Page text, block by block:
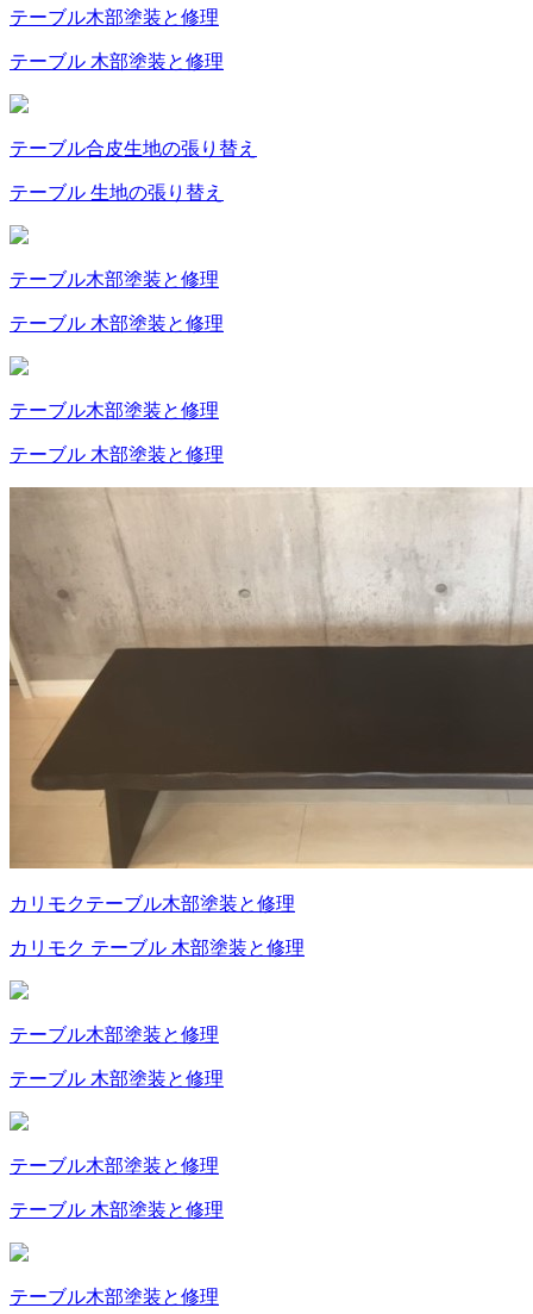
テーブル木部塗装と修理
テーブル 木部塗装と修理
テーブル合皮生地の張り替え
テーブル 生地の張り替え
テーブル木部塗装と修理
テーブル 木部塗装と修理
テーブル木部塗装と修理
テーブル 木部塗装と修理
カリモクテーブル木部塗装と修理
カリモク テーブル 木部塗装と修理
テーブル木部塗装と修理
テーブル 木部塗装と修理
テーブル木部塗装と修理
テーブル 木部塗装と修理
テーブル木部塗装と修理